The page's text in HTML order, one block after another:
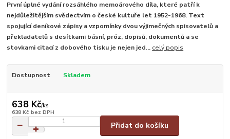
První úplné vydání rozsáhlého memoárového díla, které patří k
nejdůležitějším svědectvím o české kultuře let 1952-1968. Text
spojující deníkové zápisy a vzpomínky dvou výjimečných spisovatelů a
překladatelů s desítkami básní, próz, dopisů, dokumentů a se
stovkami citací z dobového tisku je nejen jed... celý popis
Dostupnost Skladem
638 Kč/ks
638 Kč bez DPH
Přidat do košíku